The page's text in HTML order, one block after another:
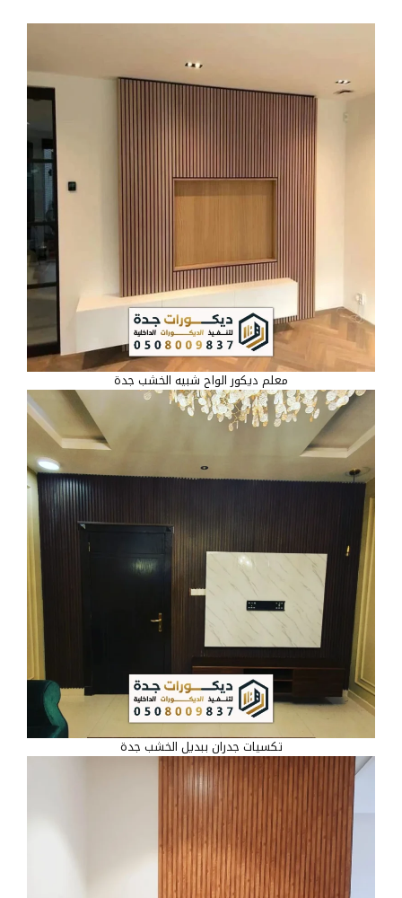
معلم ديكور الواح شبيه الخشب جدة
تكسيات جدران ببديل الخشب جدة